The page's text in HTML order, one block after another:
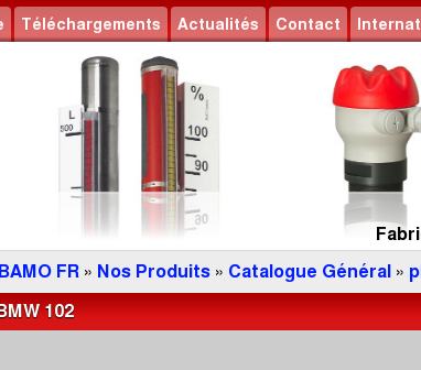
Téléchargements Actualités Contact
BAMO FR » Nos Produits » Catalogue Général »
BMW 102